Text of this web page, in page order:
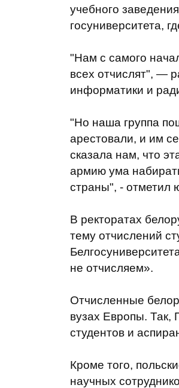
учебного
госуниверситета,
"Нам с самого
всех отчислят", —
информатики и
"Но наша группа
арестовали, и им
сказала нам, что
армию ума
страны", - отметил
В ректоратах
тему отчислений
не отчисляем».
Отчисленные
вузах Европы. Так,
студентов и
Кроме того,
научных